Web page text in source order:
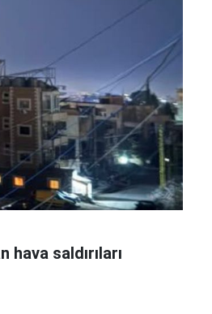
saldırıları